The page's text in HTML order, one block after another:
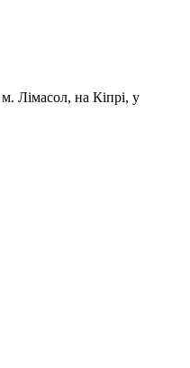
Лімасол, на Кіпрі, у